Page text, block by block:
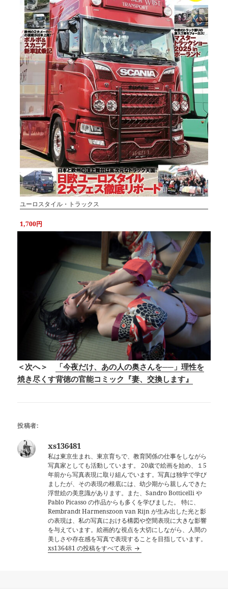
ユーロスタイル・トラックス
1,700円
＜次へ＞
「今夜だけ、あの人の奥さんを──」理性を
焼き尽くす背徳の官能コミック『妻、交換します』
投稿者:
xs136481
私は東京生まれ、東京育ちで、教育関係の仕事をしながら
写真家としても活動しています。 20歳で絵画を始め、１5
年前から写真表現に取り組んでいます。写真は独学で学び
ましたが、その表現の根底には、幼少期から親しんできた
浮世絵の美意識があります。また、Sandro Botticelli や
Pablo Picasso の作品からも多くを学びました。 特に、
Rembrandt Harmenszoon van Rijn が生み出した光と影
の表現は、私の写真における構図や空間表現に大きな影響
を与えています。絵画的な視点を大切にしながら、人間の
美しさや存在感を写真で表現することを目指しています。
xs136481 の投稿をすべて表示